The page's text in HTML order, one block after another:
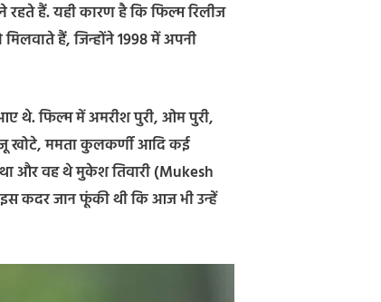
हैं. यही कारण है कि फिल्म रिलीज
हैं, जिन्होंने 1998 में अपनी
थे. फिल्म में अमरीश पुरी, ओम पुरी,
खोटे, ममता कुलकर्णी आदि कई
और वह थे मुकेश तिवारी (Mukesh
कदर जान फूंकी थी कि आज भी उन्हें